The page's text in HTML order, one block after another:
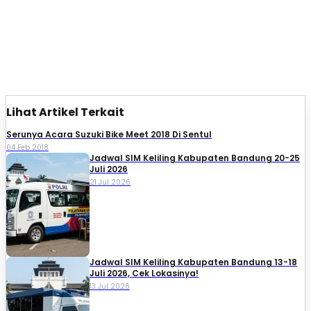
Lihat Artikel Terkait
Serunya Acara Suzuki Bike Meet 2018 Di Sentul
04 Feb 2018
Jadwal SIM Keliling Kabupaten Bandung 20-25
Juli 2026
21 Jul 2026
Jadwal SIM Keliling Kabupaten Bandung 13-18
Juli 2026, Cek Lokasinya!
13 Jul 2026